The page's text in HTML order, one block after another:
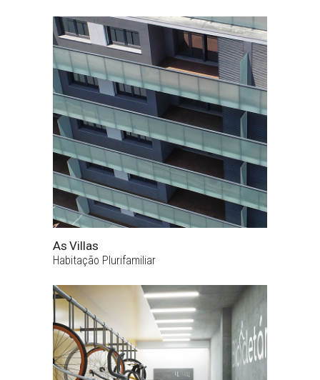
As Villas
Habitação Plurifamiliar